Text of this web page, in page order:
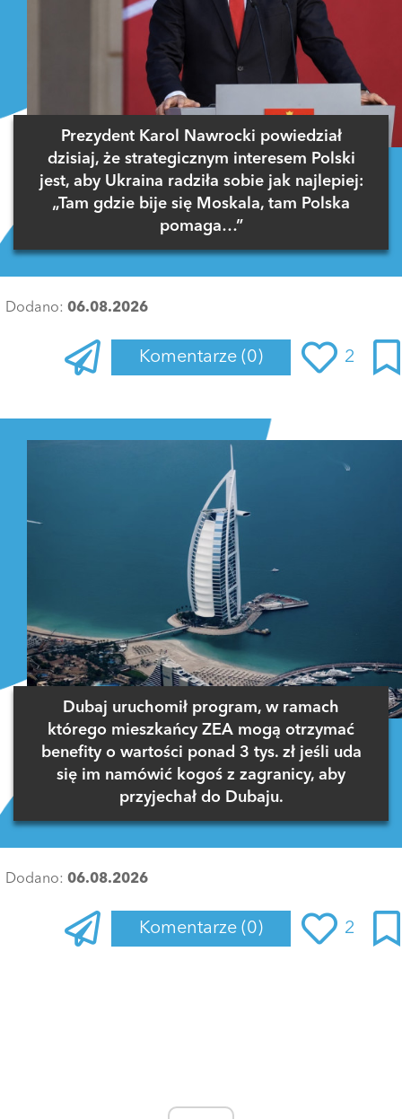
Prezydent Karol Nawrocki powiedział
dzisiaj, że strategicznym interesem Polski
jest, aby Ukraina radziła sobie jak najlepiej:
„Tam gdzie bije się Moskala, tam Polska
pomaga…”
Dodano: 06.08.2026
Komentarze (0) 2
Dubaj uruchomił program, w ramach
którego mieszkańcy ZEA mogą otrzymać
benefity o wartości ponad 3 tys. zł jeśli uda
się im namówić kogoś z zagranicy, aby
przyjechał do Dubaju.
Dodano: 06.08.2026
Komentarze (0) 2